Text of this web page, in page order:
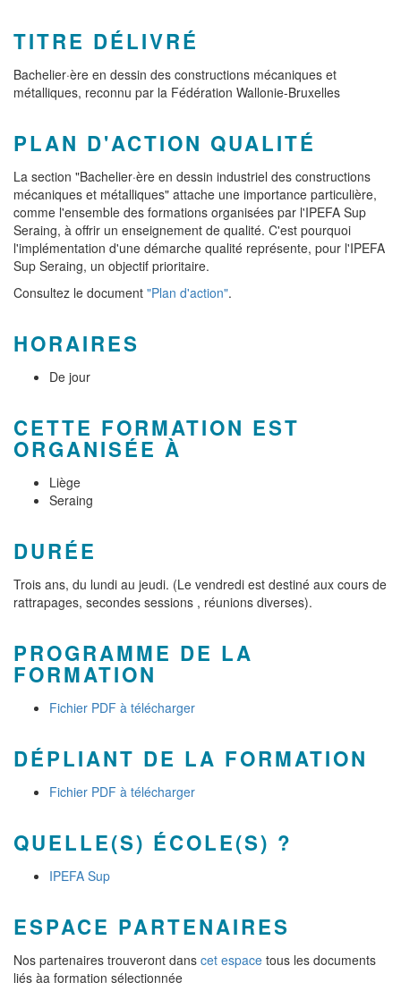
TITRE DÉLIVRÉ
Bachelier·ère en dessin des constructions mécaniques et
métalliques, reconnu par la Fédération Wallonie-Bruxelles
PLAN D'ACTION QUALITÉ
La section "Bachelier·ère en dessin industriel des constructions
mécaniques et métalliques" attache une importance particulière,
comme l'ensemble des formations organisées par l'IPEFA Sup
Seraing, à offrir un enseignement de qualité. C'est pourquoi
l'implémentation d'une démarche qualité représente, pour l'IPEFA
Sup Seraing, un objectif prioritaire.
Consultez le document "Plan d'action".
HORAIRES
De jour
CETTE FORMATION EST
ORGANISÉE À
Liège
Seraing
DURÉE
Trois ans, du lundi au jeudi. (Le vendredi est destiné aux cours de
rattrapages, secondes sessions , réunions diverses).
PROGRAMME DE LA
FORMATION
Fichier PDF à télécharger
DÉPLIANT DE LA FORMATION
Fichier PDF à télécharger
QUELLE(S) ÉCOLE(S) ?
IPEFA Sup
ESPACE PARTENAIRES
Nos partenaires trouveront dans cet espace tous les documents
liés àa formation sélectionnée